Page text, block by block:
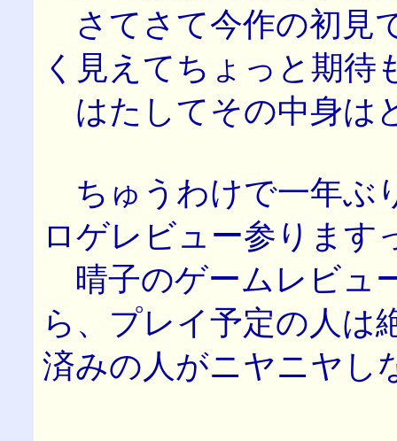
さてさて今作の初見
く見えてちょっと期待
はたしてその中身は
ちゅうわけで一年ぶ
ロゲレビュー参ります
晴子のゲームレビュ
ら、プレイ予定の人は
済みの人がニヤニヤし